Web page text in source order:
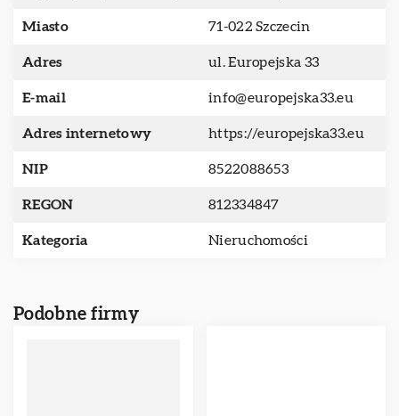
Miasto 71-022 Szczecin
Adres ul. Europejska 33
E-mail info@europejska33.eu
Adres internetowy https://europejska33.eu
NIP 8522088653
REGON 812334847
Kategoria Nieruchomości
Podobne firmy